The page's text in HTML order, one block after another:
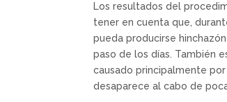
Los resultados del
tener en cuenta que,
pueda producirse
paso de los días. También
causado principalmente
desaparece al cabo de